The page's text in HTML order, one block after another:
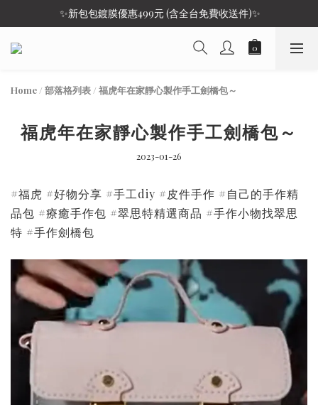
✨新包包鍍膜優惠499元 (含全台免費收送件)✨
Home / 部落格列表 / 福虎年在家靜心製作手工劍橋包～
福虎年在家靜心製作手工劍橋包～
2023-01-26
#福虎 #好物分享 #手工diy #皮件手作 #自己的手作精
品包 #療癒手作包 #翠思特精選商品 #手作小物找翠思
特 #手作劍橋包